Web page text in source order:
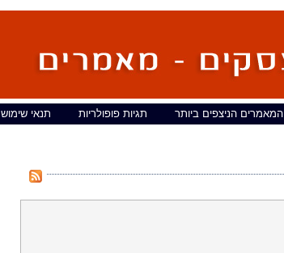
המאמרים הניצפים ביותר תגיות פופולריות תנאי שימוש